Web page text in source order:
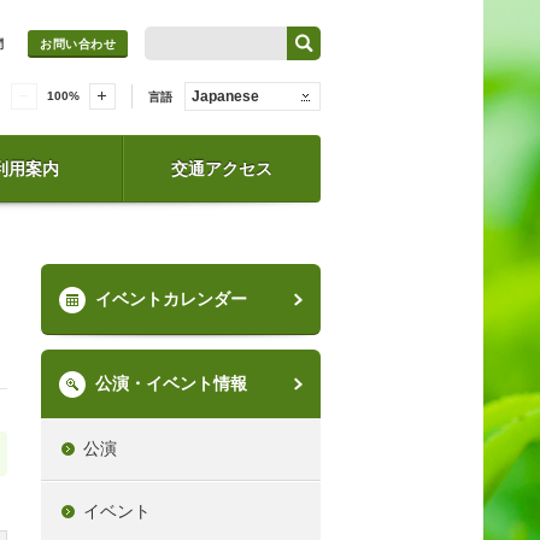
お問い合わせ
100% 言語 Japanese
用案内 交通アクセス
イベントカレンダー
公演・イベント情報
公演
イベント